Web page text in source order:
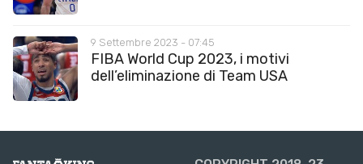
9 Settembre 2023 - 07:45
FIBA World Cup 2023, i motivi
dell’eliminazione di Team USA